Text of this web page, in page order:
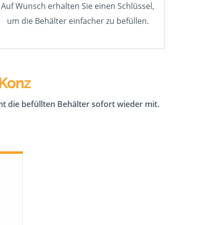
Auf Wunsch erhalten Sie einen Schlüssel,
um die Behälter einfacher zu befüllen.
die befüllten Behälter sofort wieder mit.